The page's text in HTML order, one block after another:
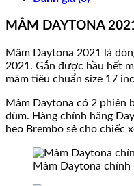
MÂM DAYTONA
Mâm Daytona 2021 là
2021. Gắn được hầu hết
mâm tiêu chuẩn size 17
Mâm Daytona có 2 phiên
đùm. Hàng chính hãng
heo Brembo sẻ cho chiếc
Mâm Daytona chính